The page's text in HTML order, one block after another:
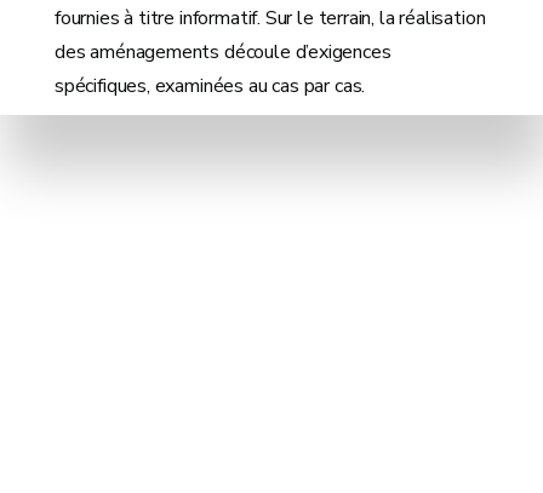
fournies à titre informatif. Sur le terrain, la réalisation
des aménagements découle d’exigences
spécifiques, examinées au cas par cas.